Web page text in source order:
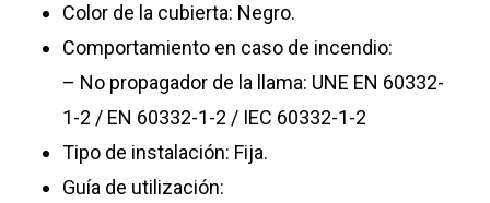
Color de la cubierta: Negro.
Comportamiento en caso de incendio:
– No propagador de la llama: UNE EN 60332-
1-2 / EN 60332-1-2 / IEC 60332-1-2
Tipo de instalación: Fija.
Guía de utilización: